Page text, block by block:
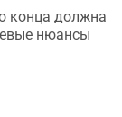
конца должна
нюансы